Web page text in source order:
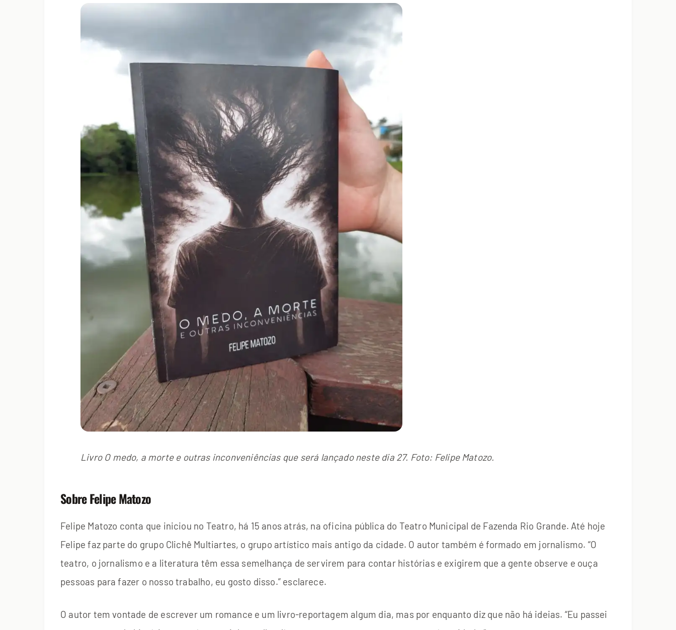
Livro O medo, a morte e outras inconveniências que será lançado neste dia 27. Foto: Felipe Matozo.
Sobre Felipe Matozo
Felipe Matozo conta que iniciou no Teatro, há 15 anos atrás, na oficina pública do Teatro Municipal de Fazenda Rio Grande. Até hoje
Felipe faz parte do grupo Clichê Multiartes, o grupo artístico mais antigo da cidade. O autor também é formado em jornalismo. “O
teatro, o jornalismo e a literatura têm essa semelhança de servirem para contar histórias e exigirem que a gente observe e ouça
pessoas para fazer o nosso trabalho, eu gosto disso.” esclarece.
O autor tem vontade de escrever um romance e um livro-reportagem algum dia, mas por enquanto diz que não há ideias. “Eu passei